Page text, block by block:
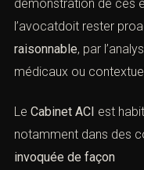
démonstration de ces
l’avocatdoit rester
raisonnable, par
médicaux ou
Le Cabinet ACI est
notamment dans des
invoquée de façon